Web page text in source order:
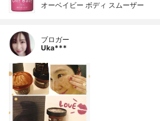
オーベイビー ボディ スムーザー
ブロガー
Uka***